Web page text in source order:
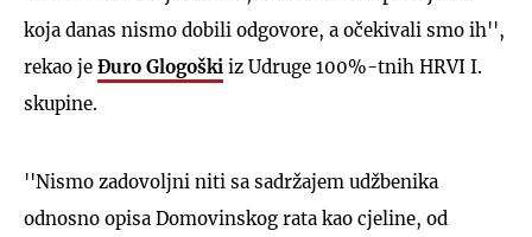
koja danas nismo dobili odgovore, a očekivali smo ih'',
rekao je Đuro Glogoški iz Udruge 100%-tnih HRVI I.
skupine.
''Nismo zadovoljni niti sa sadržajem udžbenika
odnosno opisa Domovinskog rata kao cjeline, od